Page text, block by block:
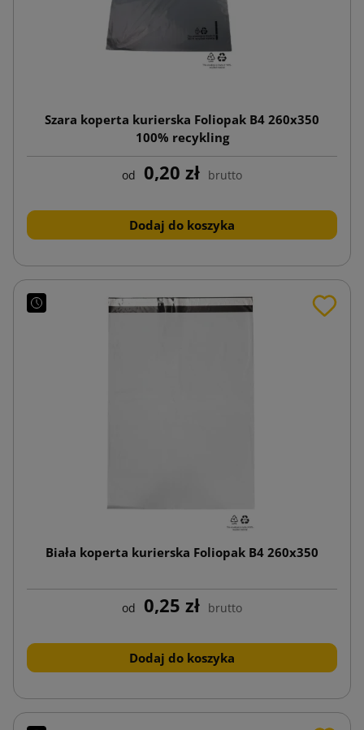
Szara koperta kurierska Foliopak B4 260x350
100% recykling
od 0,20 zł brutto
Dodaj do koszyka
Biała koperta kurierska Foliopak B4 260x350
od 0,25 zł brutto
Dodaj do koszyka